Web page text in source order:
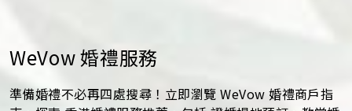
WeVow 婚禮服務
準備婚禮不必再四處搜尋！立即瀏覽 WeVow 婚禮商戶指